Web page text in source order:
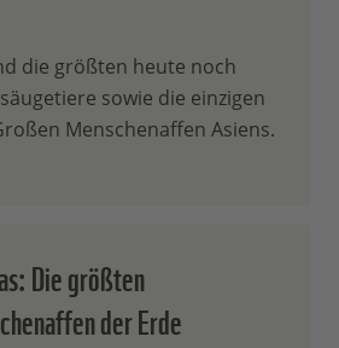
die größten heute noch
sowie die einzigen
Menschenaffen Asiens.
Die größten
der Erde